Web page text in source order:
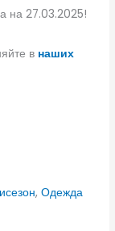
на 27.03.2025!
в наших
, Одежда